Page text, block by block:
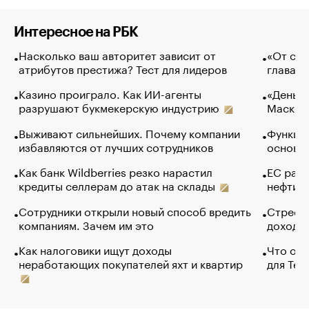
Интересное на РБК
Насколько ваш авторитет зависит от
атрибутов престижа? Тест для лидеров
Казино проиграло. Как ИИ-агенты
разрушают букмекерскую индустрию
Выживают сильнейших. Почему компании
избавляются от лучших сотрудников
Как банк Wildberries резко нарастил
кредиты селлерам до атак на склады
Сотрудники открыли новый способ вредить
компаниям. Зачем им это
Как налоговики ищут доходы
неработающих покупателей яхт и квартир
«От
глава
Маск в
основ
ЕС
нефти
Что
для